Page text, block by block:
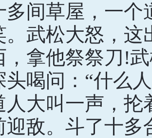
多间草屋，一个
。武松大怒，
，拿他祭祭刀!
头喝问：“什么
人大叫一声，抡
迎敌。斗了十